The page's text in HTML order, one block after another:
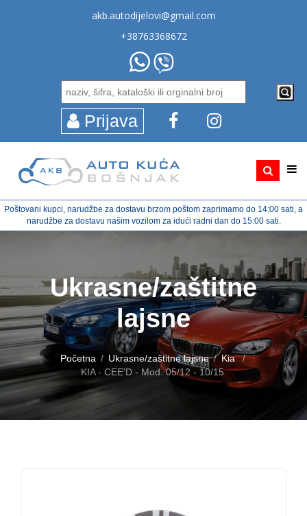
akb.autodijelovi@gmail.com
+38763368672
Prijava
Poštovani kupci, narudžbe za dostavu brzom poštom zaprimamo do 14:00 sati, a
narudžbe za dostavu našim vozilom za idući radni dan do 15:00 sati.
Ukrasne/zaštitne
lajsne
Početna Ukrasne/zaštitne lajsne
Kia
KIA - CEE'D - Mod. 05/12 - 10/15